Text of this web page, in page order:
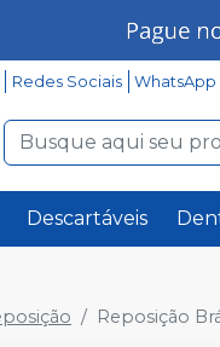
Redes Sociais WhatsApp
Descartáveis
Reposição